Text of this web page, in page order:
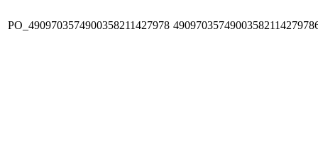
PO_4909703574900358211427978